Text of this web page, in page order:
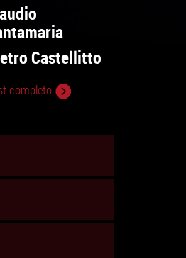
Castellitto
completo